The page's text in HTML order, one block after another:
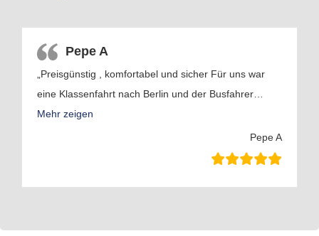
Pepe A
„Preisgünstig , komfortabel und sicher Für uns war
eine Klassenfahrt nach Berlin und der Busfahrer
Mehr zeigen
Pepe A